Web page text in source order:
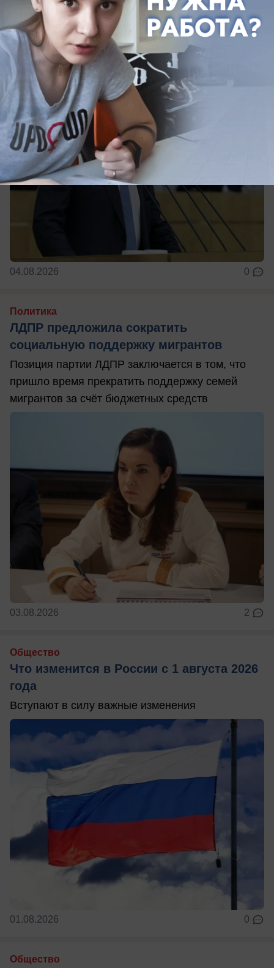
продукты
«С каждым месяцем на одну и ту же сумму
можно купить всё меньше», - заявил Леонид
Слуцкий
04.08.2026 0
Политика
ЛДПР предложила сократить
социальную поддержку мигрантов
Позиция партии ЛДПР заключается в том, что
пришло время прекратить поддержку семей
мигрантов за счёт бюджетных средств
03.08.2026 2
Общество
Что изменится в России с 1 августа 2026
года
Вступают в силу важные изменения
01.08.2026 0
Общество